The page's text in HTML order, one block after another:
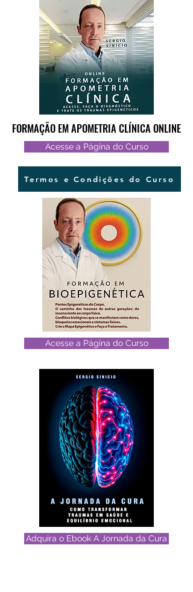
FORMAÇÃO EM APOMETRIA CLÍNICA ONLINE
FORMAÇÃO EM APOMETRIA CLÍNICA ONLINE
Acesse a Página do Curso
Termos e Condições do Curso
Acesse a Página do Curso
Adquira o Ebook A Jornada da Cura